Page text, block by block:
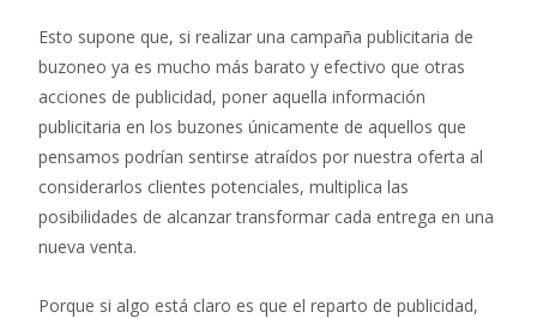
Esto supone que, si realizar una campaña publicitaria de
buzoneo ya es mucho más barato y efectivo que otras
acciones de publicidad, poner aquella información
publicitaria en los buzones únicamente de aquellos que
pensamos podrían sentirse atraídos por nuestra oferta al
considerarlos clientes potenciales, multiplica las
posibilidades de alcanzar transformar cada entrega en una
nueva venta.
Porque si algo está claro es que el reparto de publicidad,